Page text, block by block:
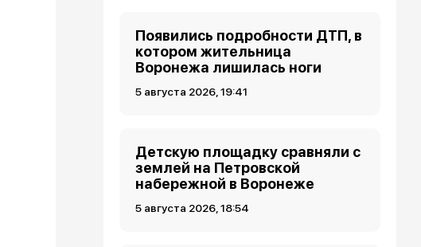
Появились подробности ДТП, в
котором жительница
Воронежа лишилась ноги
5 августа 2026, 19:41
Детскую площадку сравняли с
землей на Петровской
набережной в Воронеже
5 августа 2026, 18:54